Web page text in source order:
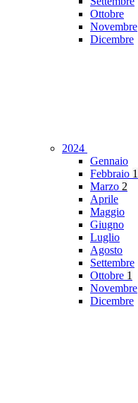
Ottobre
Novembre
Dicembre
2024
Gennaio
Febbraio 1
Marzo 2
Aprile
Maggio
Giugno
Luglio
Agosto
Settembre
Ottobre 1
Novembre
Dicembre